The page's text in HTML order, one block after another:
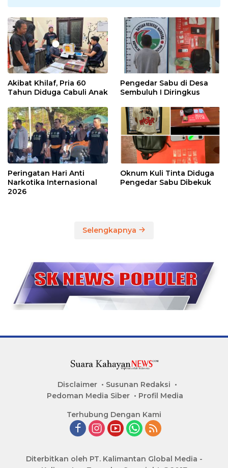
Akibat Khilaf, Pria 60
Tahun Diduga Cabuli Anak
Pengedar Sabu di Desa
Sembuluh I Diringkus
Peringatan Hari Anti
Narkotika Internasional
2026
Oknum Kuli Tinta Diduga
Pengedar Sabu Dibekuk
Selengkapnya
Disclaimer
Susunan Redaksi
Pedoman Media Siber
Profil Media
Terhubung Dengan Kami
Diterbitkan oleh PT. Kalimantan Global Media -